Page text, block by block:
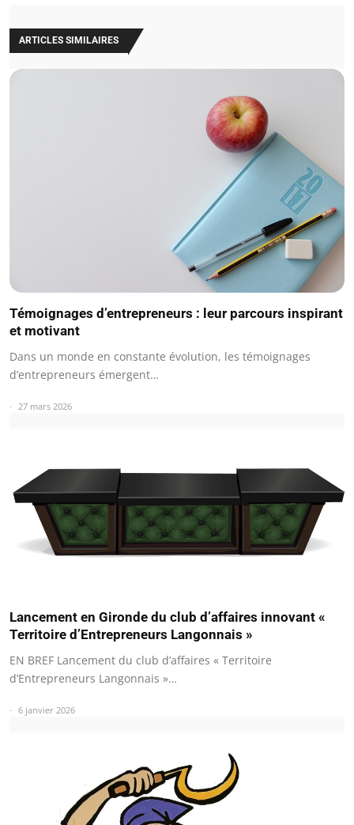
ARTICLES SIMILAIRES
Témoignages d’entrepreneurs : leur parcours inspirant
et motivant
Dans un monde en constante évolution, les témoignages
d’entrepreneurs émergent…
27 mars 2026
Lancement en Gironde du club d’affaires innovant «
Territoire d’Entrepreneurs Langonnais »
EN BREF Lancement du club d’affaires « Territoire
d’Entrepreneurs Langonnais »…
6 janvier 2026